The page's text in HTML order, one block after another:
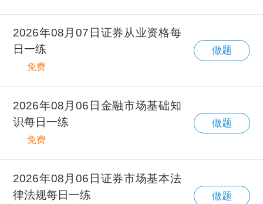
2026年08月07日证券从业资格每
日一练
免费
做题
2026年08月06日金融市场基础知
识每日一练
免费
做题
2026年08月06日证券市场基本法
律法规每日一练
做题